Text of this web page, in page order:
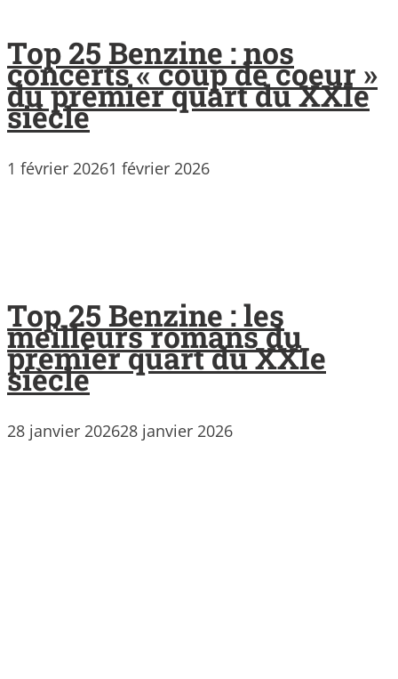
Top 25 Benzine : nos
concerts « coup de coeur »
du premier quart du XXIe
siècle
1 février 20261 février 2026
Top 25 Benzine : les
meilleurs romans du
premier quart du XXIe
siècle
28 janvier 202628 janvier 2026